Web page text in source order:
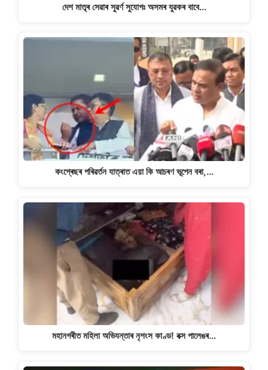
দেশ মাতৃৰ সেৱাৰ সুৱৰ্ণ সুযোগঃ অসমৰ যুৱকৰ বাবে…
কংগ্ৰেছৰ পৰিৱৰ্তন যাত্ৰাত এয়া কি আচৰণ ভূপেন বৰা,…
মহানগৰীত মহিলা অভিযন্তাৰ নৃশংস কাণ্ড! বক্স পালেঙৰ…